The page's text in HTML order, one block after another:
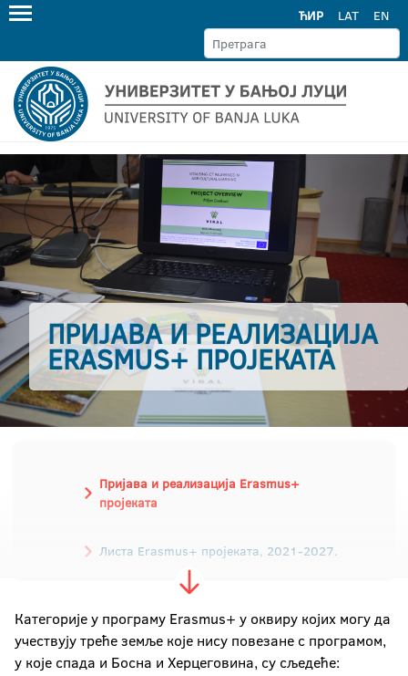
ЋИР LAT EN
ПРИЈАВА И РЕАЛИЗАЦИЈА
ERASMUS+ ПРОЈЕКАТА
Пријава и реализација Erasmus+
пројеката
Листа Erasmus+ пројеката, 2021-2027.
Листа Erasmus+ пројеката, 2014-2020.
Листа Tempus пројеката
Категорије у програму Erasmus+ у оквиру којих могу да
учествују треће земље које нису повезане с програмом,
у које спада и Босна и Херцеговина, су сљедеће: